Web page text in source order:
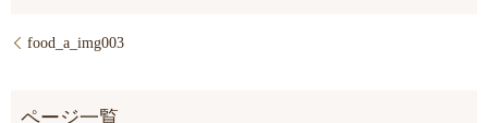
food_a_img003